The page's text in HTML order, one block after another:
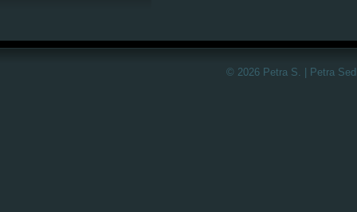
© 2026 Petra S. | Petra